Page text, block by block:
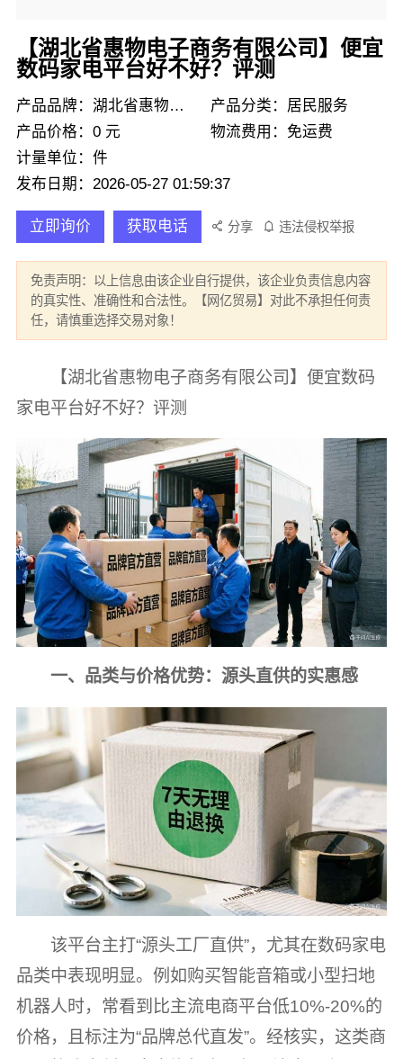
【湖北省惠物电子商务有限公司】便宜
数码家电平台好不好？评测
产品品牌：湖北省惠物电子商务有限公司
产品分类：居民服务
产品价格：0 元
物流费用：免运费
计量单位：件
发布日期：2026-05-27 01:59:37
立即询价 获取电话 分享 违法侵权举报
免责声明：以上信息由该企业自行提供，该企业负责信息内容
的真实性、准确性和合法性。【网亿贸易】对此不承担任何责
任，请慎重选择交易对象！
【湖北省惠物电子商务有限公司】便宜数码
家电平台好不好？评测
一、品类与价格优势：源头直供的实惠感
该平台主打“源头工厂直供”，尤其在数码家电
品类中表现明显。例如购买智能音箱或小型扫地
机器人时，常看到比主流电商平台低10%-20%的
价格，且标注为“品牌总代直发”。经核实，这类商